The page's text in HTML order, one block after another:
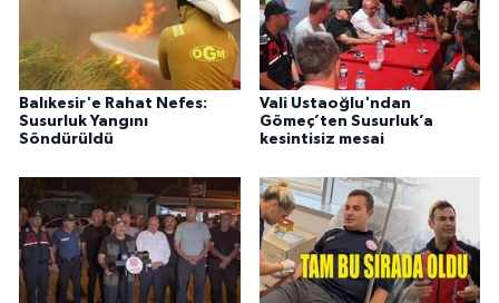
Balıkesir'e Rahat Nefes:
Susurluk Yangını
Söndürüldü
Vali Ustaoğlu'ndan
Gömeç’ten Susurluk’a
kesintisiz mesai